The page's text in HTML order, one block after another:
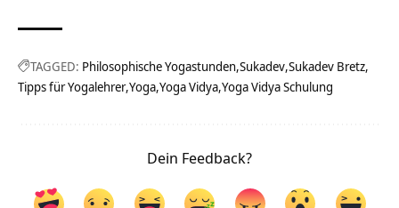
TAGGED: Philosophische Yogastunden Sukadev Sukadev Bretz
Tipps für Yogalehrer Yoga Yoga Vidya Yoga Vidya Schulung
Dein Feedback?